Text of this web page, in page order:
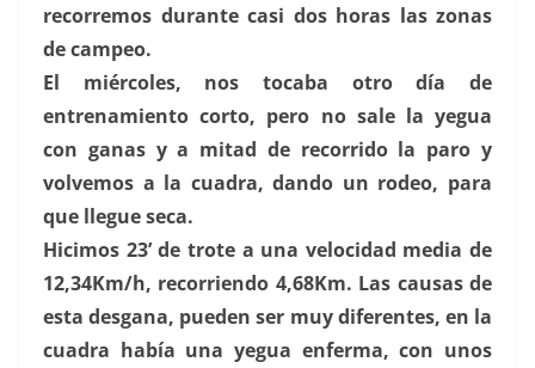
recorremos durante casi dos horas las zonas
de campeo.
El miércoles, nos tocaba otro día de
entrenamiento corto, pero no sale la yegua
con ganas y a mitad de recorrido la paro y
volvemos a la cuadra, dando un rodeo, para
que llegue seca.
Hicimos 23’ de trote a una velocidad media de
12,34Km/h, recorriendo 4,68Km. Las causas de
esta desgana, pueden ser muy diferentes, en la
cuadra había una yegua enferma, con unos